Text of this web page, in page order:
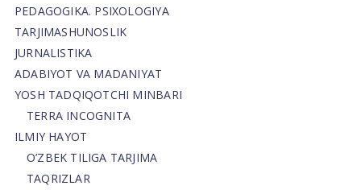
PEDAGOGIKA. PSIXOLOGIYA
TARJIMASHUNOSLIK
JURNALISTIKA
ADABIYOT VA MADANIYAT
YOSH TADQIQOTCHI MINBARI
TERRA INCOGNITA
ILMIY HAYOT
O’ZBEK TILIGA TARJIMA
TAQRIZLAR